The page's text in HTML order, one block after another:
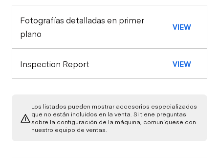
Seat Belts
Limited Function
Check
Load Moment
Indicator
Drum Rotation
Indicator
Crane Superstructure
Crane Superstructure Hydraulics
Lift Cylinders
Oil Sample Analysis (engine)
Exterior Lights
Control Station
Fotografías detalladas en primer
plano
VIEW
Inspection Report VIEW
Los listados pueden mostrar accesorios especializados
que no están incluidos en la venta. Si tiene preguntas
sobre la configuración de la máquina, comuníquese con
nuestro equipo de ventas.